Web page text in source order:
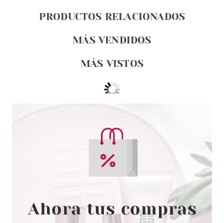
PRODUCTOS RELACIONADOS
MÁS VENDIDOS
MÁS VISTOS
CAROLINA HERRERA
CAROLINA HERRERA CH GOOD